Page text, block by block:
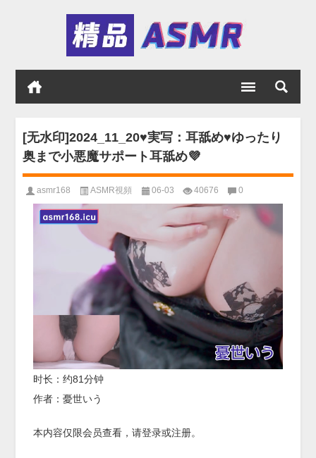
[无水印]2024_11_20♥実写：耳舐め♥ゆったり
奥まで小悪魔サポート耳舐め💜
asmr168 ASMR視頻 06-03 40676 0
时长：约81分钟
作者：憂世いう
本内容仅限会员查看，请登录或注册。